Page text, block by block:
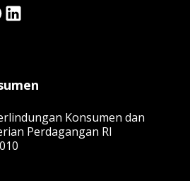
Konsumen dan
Perdagangan RI